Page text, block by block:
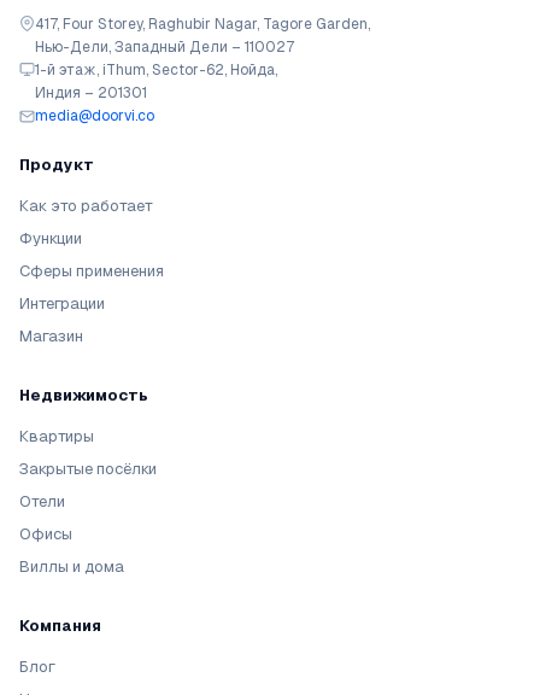
417, Four Storey, Raghubir Nagar, Tagore Garden,
Нью-Дели, Западный Дели – 110027
1-й этаж, iThum, Sector-62, Нойда,
Индия – 201301
media@doorvi.co
Продукт
Как это работает
Функции
Сферы применения
Интеграции
Магазин
Недвижимость
Квартиры
Закрытые посёлки
Отели
Офисы
Виллы и дома
Компания
Блог